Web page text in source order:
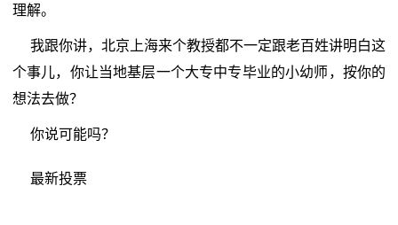
理解。
我跟你讲，北京上海来个教授都不一定跟老百姓讲明白这
个事儿，你让当地基层一个大专中专毕业的小幼师，按你的
想法去做？
你说可能吗？
最新投票